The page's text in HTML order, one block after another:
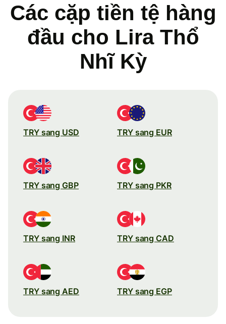
Các cặp tiền tệ hàng
đầu cho Lira Thổ
Nhĩ Kỳ
TRY sang USD TRY sang EUR
TRY sang GBP TRY sang PKR
TRY sang INR TRY sang CAD
TRY sang AED TRY sang EGP